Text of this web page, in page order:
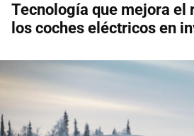
Tecnología que mejora el
los coches eléctricos en